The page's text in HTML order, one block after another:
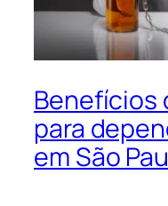
Benefícios
para
em São